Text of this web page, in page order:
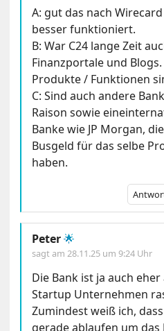
A: gut das nach
besser funktioniert.
B: War C24 lange Zeit
Finanzportale und
Produkte / Funktionen
C: Sind auch andere
Raison sowie
Banke wie JP Morgan,
Busgeld für das selbe
haben.
Peter🌟
sagt am 28.11.25 um 9:24 Uhr
Die Bank ist ja auch
Startup Unternehmen
Zumindest weiß ich,
gerade ablaufen um